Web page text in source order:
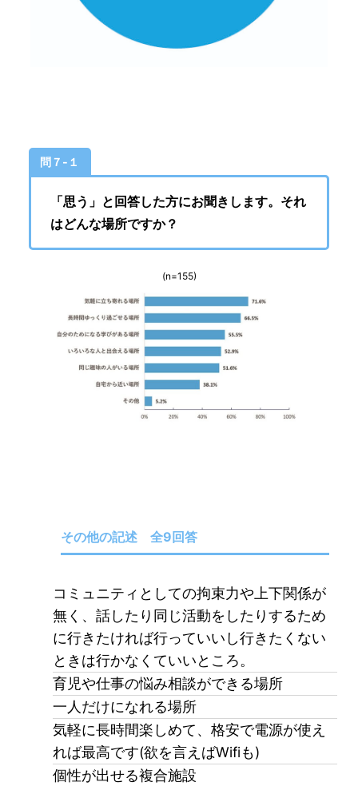
問７-１
「思う」と回答した方にお聞きします。それ
はどんな場所ですか？
(n=155)
その他の記述 全9回答
コミュニティとしての拘束力や上下関係が
無く、話したり同じ活動をしたりするため
に行きたければ行っていいし行きたくない
ときは行かなくていいところ。
育児や仕事の悩み相談ができる場所
一人だけになれる場所
気軽に長時間楽しめて、格安で電源が使え
れば最高です(欲を言えばWifiも)
個性が出せる複合施設